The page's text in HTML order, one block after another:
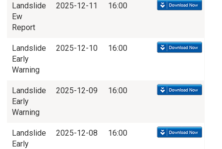
Landslide
Ew
Report
2025-12-11 16:00
Landslide
Early
Warning
2025-12-10 16:00
Landslide
Early
Warning
2025-12-09 16:00
Landslide
Early
2025-12-08 16:00